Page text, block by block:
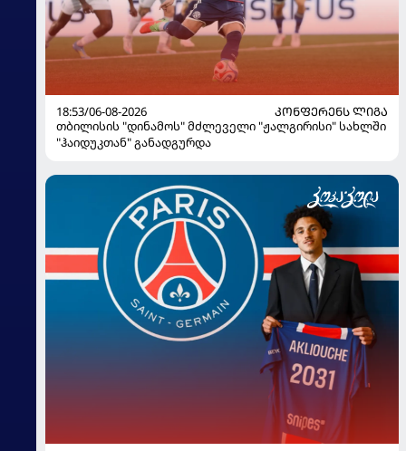
18:53/06-08-2026
ᲙᲝᲜᲤᲔᲠᲔᲜᲡ ᲚᲘᲒᲐ
თბილისის "დინამოს" მძლეველი "ჟალგირისი" სახლში
"ჰაიდუკთან" განადგურდა